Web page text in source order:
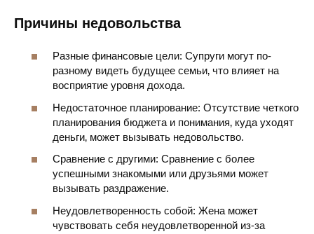
Причины недовольства
Разные финансовые цели: Супруги могут по-
разному видеть будущее семьи‚ что влияет на
восприятие уровня дохода.
Недостаточное планирование: Отсутствие четкого
планирования бюджета и понимания‚ куда уходят
деньги‚ может вызывать недовольство.
Сравнение с другими: Сравнение с более
успешными знакомыми или друзьями может
вызывать раздражение.
Неудовлетворенность собой: Жена может
чувствовать себя неудовлетворенной из-за